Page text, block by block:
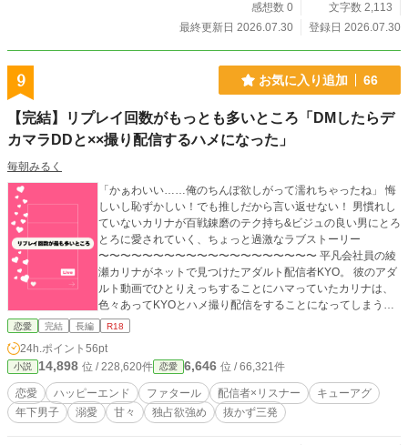
感想数 0
文字数 2,113
最終更新日 2026.07.30
登録日 2026.07.30
9 お気に入り追加 66
【完結】リプレイ回数がもっとも多いところ「DMしたらデ
カマラDDと××撮り配信するハメになった」
毎朝みるく
「かぁわいい……俺のちんぽ欲しがって濡れちゃったね」 悔
しいし恥ずかしい！でも推しだから言い返せない！ 男慣れし
ていないカリナが百戦錬磨のテク持ち&ビジュの良い男にとろ
とろに愛されていく、ちょっと過激なラブストーリー
〜〜〜〜〜〜〜〜〜〜〜〜〜〜〜〜〜〜〜〜 平凡会社員の綾
瀬カリナがネットで見つけたアダルト配信者KYO。 彼のアダ
ルト動画でひとりえっちすることにハマっていたカリナは、
色々あってKYOとハメ撮り配信をすることになってしまう。
経験少ないのに大丈夫そ？と思いきや、KYOが手取り足取り
発して――初日から潮吹きなんて聞いてない！！ おまけに、
自分たちのハメ撮り動画を見ながら調教開始！？ こんなこと
は誰にも言えない。お気に入りのカフェ店員の、叶くんに
も。 追記 性描写がある話に※マークを付けました
恋愛 完結 長編 R18
24h.ポイント 56pt
小説 14,898 位 / 228,620件 恋愛 6,646 位 / 66,321件
恋愛 ハッピーエンド ファタール 配信者×リスナー
キューアグ
年下男子
溺愛 甘々 独占欲強め 抜かず三発